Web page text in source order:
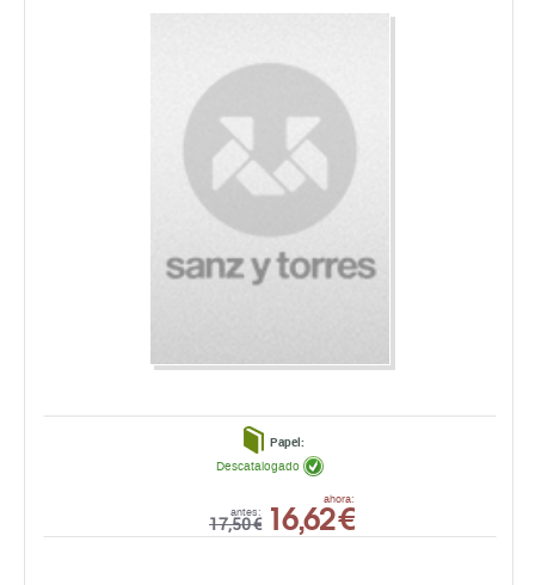
Papel:
antes:
17,50 €
ahora:
16,62 €
Descatalogado